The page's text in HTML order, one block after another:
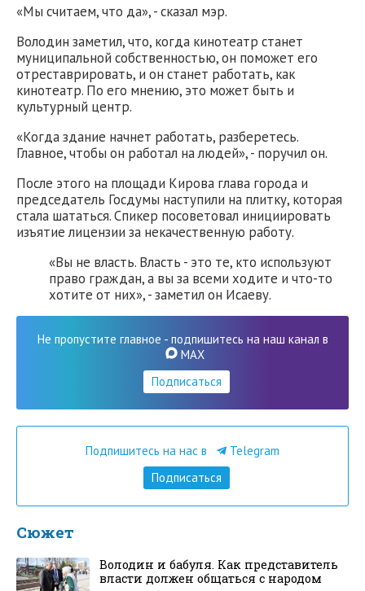
«Мы считаем, что да», - сказал мэр.
Володин заметил, что, когда кинотеатр станет
муниципальной собственностью, он поможет его
отреставрировать, и он станет работать, как
кинотеатр. По его мнению, это может быть и
культурный центр.
«Когда здание начнет работать, разберетесь.
Главное, чтобы он работал на людей», - поручил он.
После этого на площади Кирова глава города и
председатель Госдумы наступили на плитку, которая
стала шататься. Спикер посоветовал инициировать
изъятие лицензии за некачественную работу.
«Вы не власть. Власть - это те, кто используют
право граждан, а вы за всеми ходите и что-то
хотите от них», - заметил он Исаеву.
Не пропустите главное - подпишитесь на наш канал в
MAX
Подписаться
Подпишитесь на нас в
Telegram
Подписаться
Сюжет
Володин и бабуля. Как представитель
власти должен общаться с народом